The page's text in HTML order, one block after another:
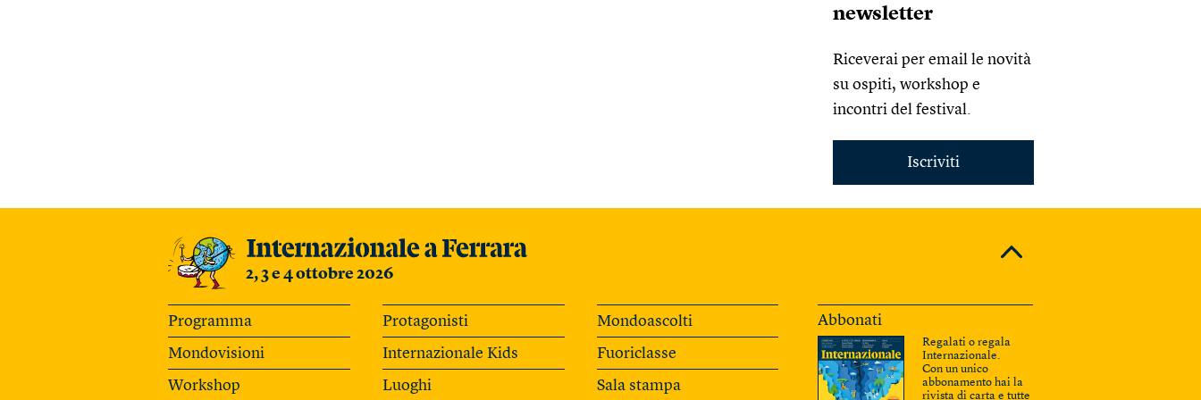
newsletter
Riceverai per email le novità
su ospiti, workshop e
incontri del festival.
Iscriviti
2, 3 e 4 ottobre 2026
Programma Protagonisti
Mondoascolti
Mondovisioni
Internazionale Kids
Fuoriclasse
Workshop
Luoghi Sala stampa
Abbonati
Regalati o regala
Internazionale.
Con un unico
abbonamento hai la
rivista di carta e tutte